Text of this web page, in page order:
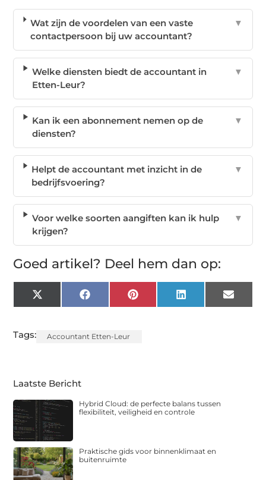
Wat zijn de voordelen van een vaste
contactpersoon bij uw accountant?
▼
Welke diensten biedt de accountant in
Etten-Leur?
▼
Kan ik een abonnement nemen op de
diensten?
▼
Helpt de accountant met inzicht in de
bedrijfsvoering?
▼
Voor welke soorten aangiften kan ik hulp
krijgen?
▼
Goed artikel? Deel hem dan op:
X
(Twitter)
FacebookPinterest LinkedIn Email
Tags: Accountant Etten-Leur
Laatste Bericht
Hybrid Cloud: de perfecte balans tussen
flexibiliteit, veiligheid en controle
Praktische gids voor binnenklimaat en
buitenruimte